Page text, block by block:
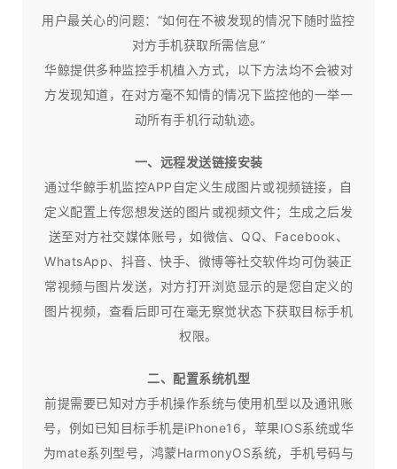
用户最关心的问题：“如何在不被发现的情况下随时监控
对方手机获取所需信息”
华鲸提供多种监控手机植入方式，以下方法均不会被对
方发现知道，在对方毫不知情的情况下监控他的一举一
动所有手机行动轨迹。
一、远程发送链接安装
通过华鲸手机监控APP自定义生成图片或视频链接，自
定义配置上传您想发送的图片或视频文件；生成之后发
送至对方社交媒体账号，如微信、QQ、Facebook、
WhatsApp、抖音、快手、微博等社交软件均可伪装正
常视频与图片发送，对方打开浏览显示的是您自定义的
图片视频，查看后即可在毫无察觉状态下获取目标手机
权限。
二、配置系统机型
前提需要已知对方手机操作系统与使用机型以及通讯账
号，例如已知目标手机是iPhone16，苹果IOS系统或华
为mate系列型号，鸿蒙HarmonyOS系统，手机号码与